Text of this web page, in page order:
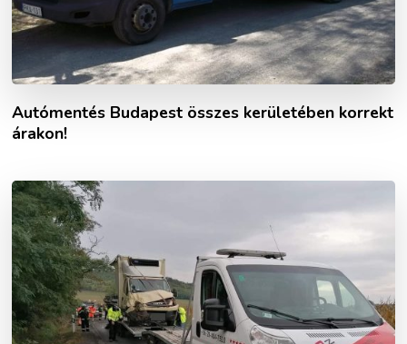
Autómentés Budapest összes kerületében korrekt
árakon!